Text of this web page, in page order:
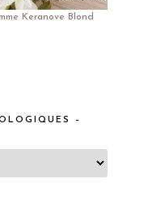
Keranove Blond
–